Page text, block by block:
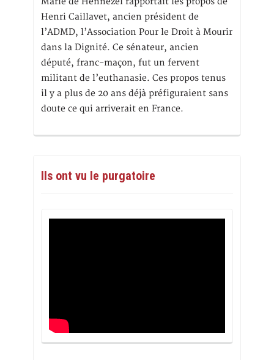
Henri Caillavet, ancien président de
l’ADMD, l’Association Pour le Droit à Mourir
dans la Dignité. Ce sénateur, ancien
député, franc-maçon, fut un fervent
militant de l’euthanasie. Ces propos tenus
il y a plus de 20 ans déjà préfiguraient sans
doute ce qui arriverait en France.
Ils ont vu le purgatoire